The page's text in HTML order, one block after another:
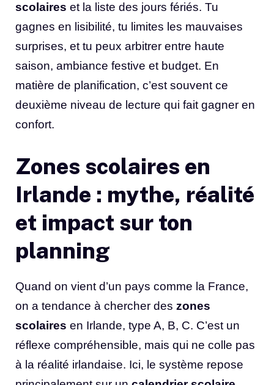
scolaires et la liste des jours fériés. Tu
gagnes en lisibilité, tu limites les mauvaises
surprises, et tu peux arbitrer entre haute
saison, ambiance festive et budget. En
matière de planification, c’est souvent ce
deuxième niveau de lecture qui fait gagner en
confort.
Zones scolaires en
Irlande : mythe, réalité
et impact sur ton
planning
Quand on vient d’un pays comme la France,
on a tendance à chercher des zones
scolaires en Irlande, type A, B, C. C’est un
réflexe compréhensible, mais qui ne colle pas
à la réalité irlandaise. Ici, le système repose